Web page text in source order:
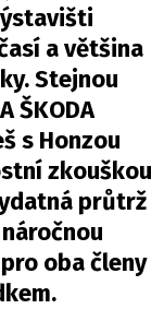
a většina
Stejnou
ŠKODA
s Honzou
zkouškou
průtrž
oba členy